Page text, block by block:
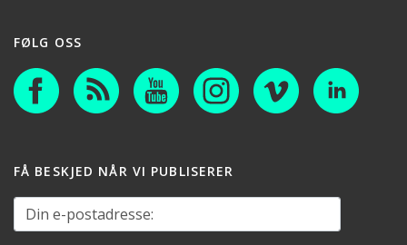
FØLG OSS
FÅ BESKJED NÅR VI PUBLISERER
Din e-postadresse: